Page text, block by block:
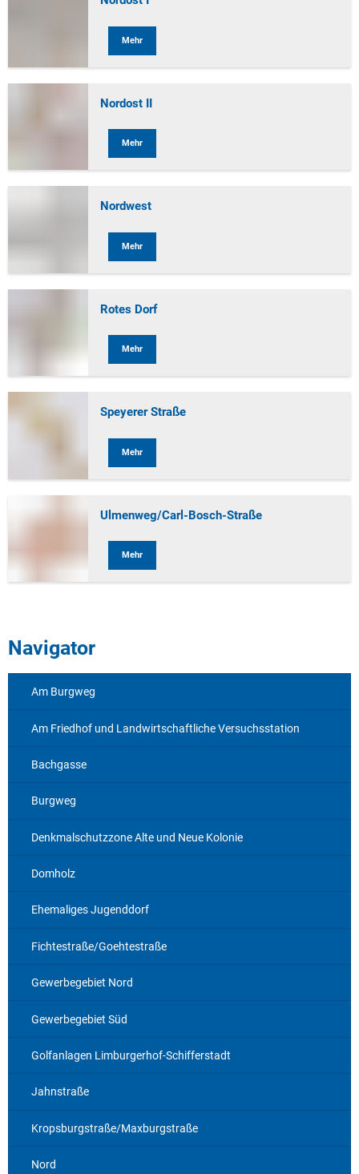
Mehr
Nordost II
Mehr
Nordwest
Mehr
Rotes Dorf
Mehr
Speyerer Straße
Mehr
Ulmenweg/Carl-Bosch-Straße
Mehr
Navigator
Am Burgweg
Am Friedhof und Landwirtschaftliche Versuchsstation
Bachgasse
Burgweg
Denkmalschutzzone Alte und Neue Kolonie
Domholz
Ehemaliges Jugenddorf
Fichtestraße/Goehtestraße
Gewerbegebiet Nord
Gewerbegebiet Süd
Golfanlagen Limburgerhof-Schifferstadt
Jahnstraße
Kropsburgstraße/Maxburgstraße
Nord